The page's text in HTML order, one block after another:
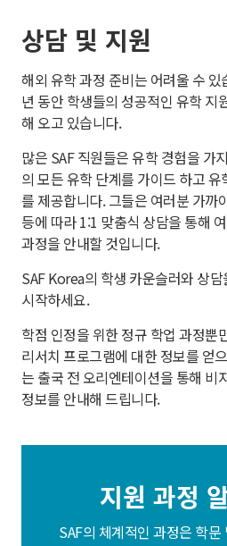
상담 및 지원
해외 유학 과정 준비는 어려울 수
년 동안 학생들의 성공적인 유학 지
해 오고 있습니다.
많은 SAF 직원들은 유학 경험을 가
의 모든 유학 단계를 가이드 하고
를 제공합니다. 그들은 여러분 가까
등에 따라 1:1 맞춤식 상담을 통해
과정을 안내할 것입니다.
SAF Korea의 학생 카운슬러와 상
시작하세요.
학점 인정을 위한 정규 학업 과정뿐
리서치 프로그램에 대한 정보를 얻
는 출국 전 오리엔테이션을 통해 비
정보를 안내해 드립니다.
지원 과정
SAF의 체계적인 과정은 학